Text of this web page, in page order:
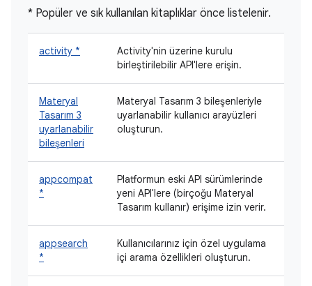
* Popüler ve sık kullanılan kitaplıklar önce listelenir.
activity *
Activity'nin üzerine kurulu
birleştirilebilir API'lere erişin.
Materyal
Tasarım 3
uyarlanabilir
bileşenleri
Materyal Tasarım 3 bileşenleriyle
uyarlanabilir kullanıcı arayüzleri
oluşturun.
appcompat
*
Platformun eski API sürümlerinde
yeni API'lere (birçoğu Materyal
Tasarım kullanır) erişime izin verir.
appsearch
*
Kullanıcılarınız için özel uygulama
içi arama özellikleri oluşturun.